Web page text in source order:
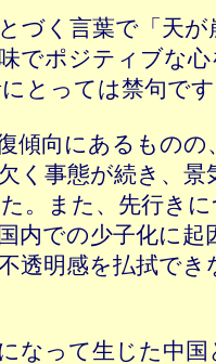
づく言葉で「天が
でポジティブな
とっては禁句で
傾向にあるものの
く事態が続き、景
。また、先行き
内での少子化に起
透明感を払拭でき
なって生じた中国